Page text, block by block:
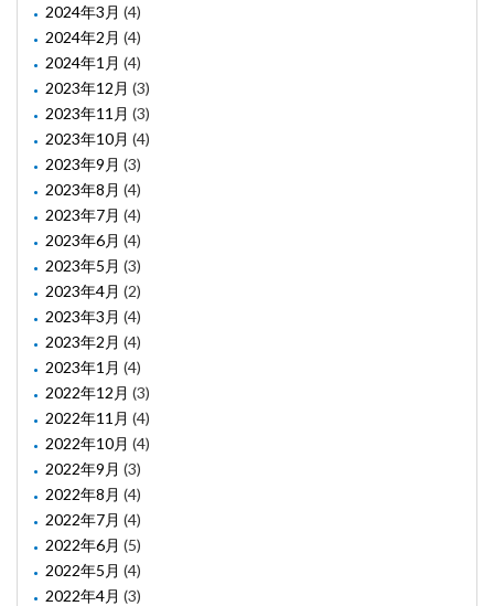
2024年3月 (4)
2024年2月 (4)
2024年1月 (4)
2023年12月 (3)
2023年11月 (3)
2023年10月 (4)
2023年9月 (3)
2023年8月 (4)
2023年7月 (4)
2023年6月 (4)
2023年5月 (3)
2023年4月 (2)
2023年3月 (4)
2023年2月 (4)
2023年1月 (4)
2022年12月 (3)
2022年11月 (4)
2022年10月 (4)
2022年9月 (3)
2022年8月 (4)
2022年7月 (4)
2022年6月 (5)
2022年5月 (4)
2022年4月 (3)